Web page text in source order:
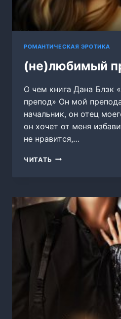
РОМАНТИЧЕСКАЯ ЭРОТИКА
(не)любимый
О чем книга Дана Блэк
препод» Он мой
начальник, он отец
он хочет от меня
не нравится,…
ЧИТАТЬ (НЕ)ЛЮБИМЫЙ